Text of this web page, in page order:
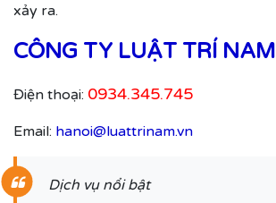
xảy ra.
CÔNG TY LUẬT TRÍ NAM
Điện thoại: 0934.345.745
Email: hanoi@luattrinam.vn
Dịch vụ nổi bật